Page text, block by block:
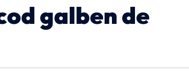
galben de